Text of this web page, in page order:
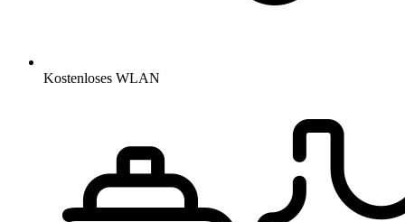
Kostenloses WLAN